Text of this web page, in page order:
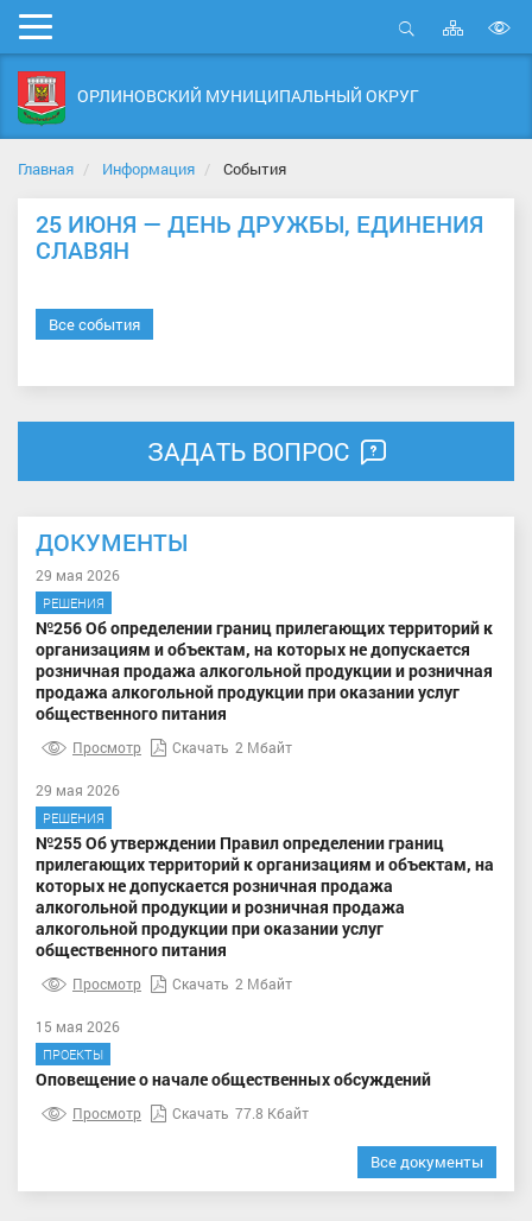
Мобильное
меню
Открыть
Карта
сайта
ОРЛИНОВСКИЙ МУНИЦИПАЛЬНЫЙ ОКРУГ
Главная Информация События
25 ИЮНЯ — ДЕНЬ ДРУЖБЫ, ЕДИНЕНИЯ
СЛАВЯН
Все события
ЗАДАТЬ ВОПРОС
ДОКУМЕНТЫ
29 мая 2026
РЕШЕНИЯ
№256 Об определении границ прилегающих территорий к
организациям и объектам, на которых не допускается
розничная продажа алкогольной продукции и розничная
продажа алкогольной продукции при оказании услуг
общественного питания
Просмотр Скачать 2 Мбайт
29 мая 2026
РЕШЕНИЯ
№255 Об утверждении Правил определении границ
прилегающих территорий к организациям и объектам, на
которых не допускается розничная продажа
алкогольной продукции и розничная продажа
алкогольной продукции при оказании услуг
общественного питания
Просмотр Скачать 2 Мбайт
15 мая 2026
ПРОЕКТЫ
Оповещение о начале общественных обсуждений
Просмотр Скачать 77.8 Кбайт
Все документы